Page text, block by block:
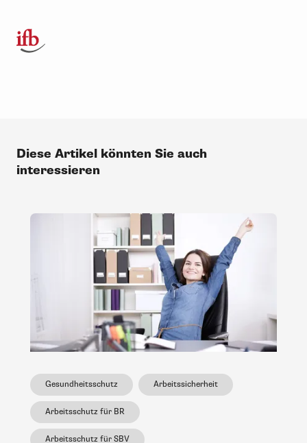
Diese Artikel könnten Sie auch
interessieren
Gesundheitsschutz Arbeitssicherheit
Arbeitsschutz für BR
Arbeitsschutz für SBV